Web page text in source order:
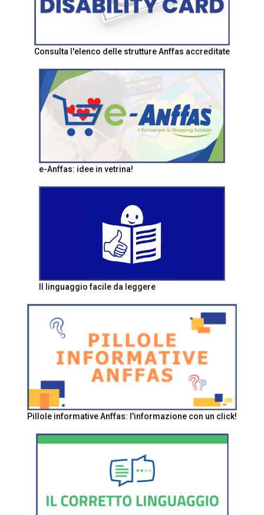
Consulta l'elenco delle strutture Anffas accreditate
e-Anffas: idee in vetrina!
Il linguaggio facile da leggere
Pillole informative Anffas: l'informazione con un click!